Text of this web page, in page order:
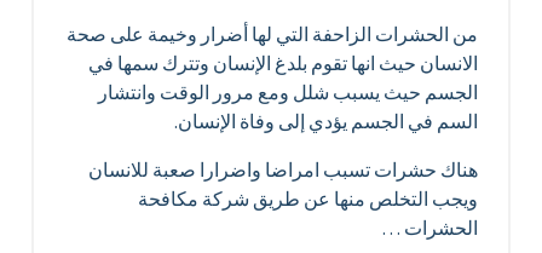
من الحشرات الزاحفة التي لها أضرار وخيمة على صحة
الانسان حيث انها تقوم بلدغ الإنسان وتترك سمها في
الجسم حيث يسبب شلل ومع مرور الوقت وانتشار
السم في الجسم يؤدي إلى وفاة الإنسان.
هناك حشرات تسبب امراضا واضرارا صعبة للانسان
ويجب التخلص منها عن طريق شركة مكافحة
الحشرات …